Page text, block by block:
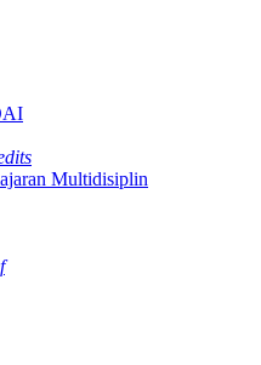
Multidisiplin